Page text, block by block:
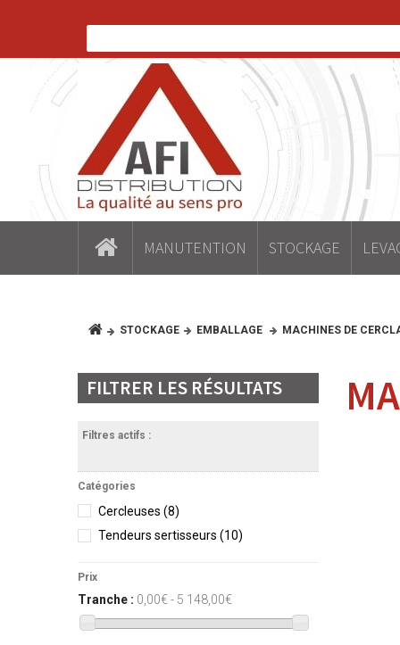
MANUTENTION STOCKAGE
STOCKAGE EMBALLAGE MACHINES DE
FILTRER LES RÉSULTATS
Filtres actifs :
Catégories
Cercleuses (8)
Tendeurs sertisseurs (10)
Prix
Tranche : 0,00€ - 5 148,00€